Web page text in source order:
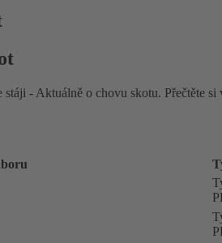
- Aktuálně o chovu skotu. Přečtěte